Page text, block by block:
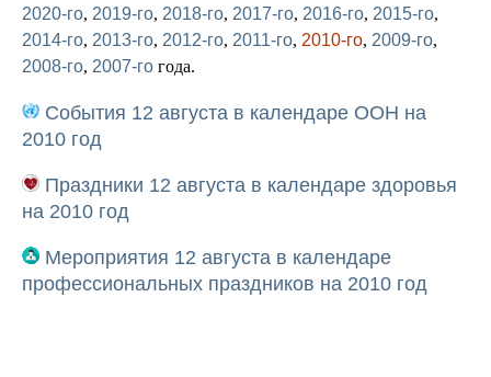
2020-го, 2019-го, 2018-го, 2017-го, 2016-го, 2015-го,
2014-го, 2013-го, 2012-го, 2011-го, 2010-го, 2009-го,
2008-го, 2007-го года.
События 12 августа в календаре ООН на
2010 год
Праздники 12 августа в календаре здоровья
на 2010 год
Мероприятия 12 августа в календаре
профессиональных праздников на 2010 год